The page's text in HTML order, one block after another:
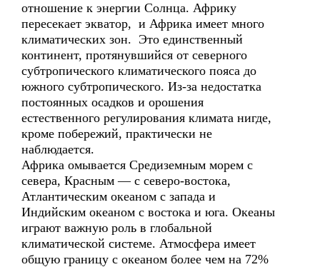
отношение к энергии Солнца. Африку
пересекает экватор, и Африка имеет много
климатических зон. Это единственный
континент, протянувшийся от северного
субтропического климатического пояса до
южного субтропического. Из-за недостатка
постоянных осадков и орошения
естественного регулирования климата нигде,
кроме побережий, практически не
наблюдается.
Африка омывается Средиземным морем с
севера, Красным — с северо-востока,
Атлантическим океаном с запада и
Индийским океаном с востока и юга. Океаны
играют важную роль в глобальной
климатической системе. Атмосфера имеет
общую границу с океаном более чем на 72%